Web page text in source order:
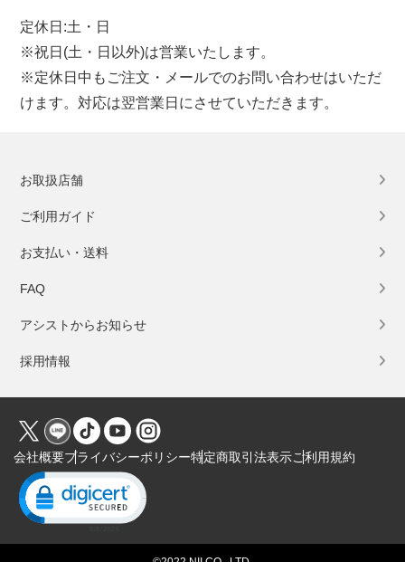
定休日:土・日
※祝日(土・日以外)は営業いたします。
※定休日中もご注文・メールでのお問い合わせはいただ
けます。対応は翌営業日にさせていただきます。
お取扱店舗
ご利用ガイド
お支払い・送料
FAQ
アシストからお知らせ
採用情報
会社概要プライバシーポリシー特定商取引法表示ご利用規約
Click to open certificate verification popup